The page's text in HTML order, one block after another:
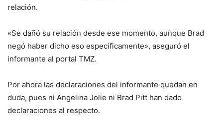
relación.
«Se dañó su relación desde ese momento, aunque Brad
negó haber dicho eso específicamente», aseguró el
informante al portal TMZ.
Por ahora las declaraciones del informante quedan en
duda, pues ni Angelina Jolie ni Brad Pitt han dado
declaraciones al respecto.